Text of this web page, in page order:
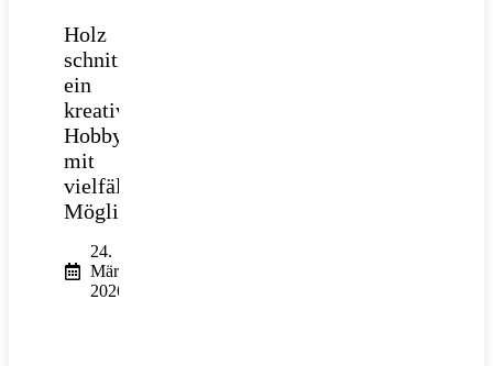
Holz
schnitzen:
ein
kreatives
Hobby
mit
vielfältigen
Möglichkeiten
24.
März
2026